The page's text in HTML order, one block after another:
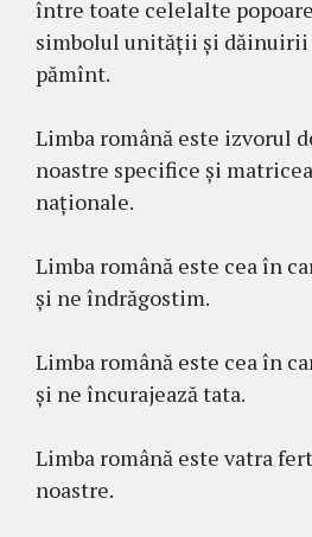
între toate celelalte
simbolul unității și dăinuirii
pămînt.
Limba română este izvorul
noastre specifice și
naționale.
Limba română este cea în
și ne îndrăgostim.
Limba română este cea în
și ne încurajează tata.
Limba română este vatra
noastre.